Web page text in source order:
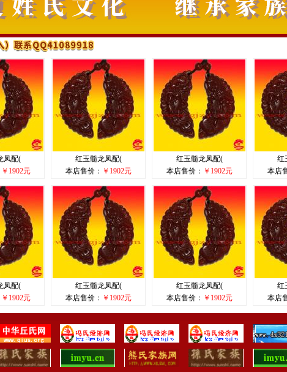
凤配(
￥1902元
红玉髓龙凤配(
本店售价： ￥1902元
红玉髓龙凤配(
本店售价： ￥1902元
红
本店
凤配(
￥1902元
红玉髓龙凤配(
本店售价： ￥1902元
红玉髓龙凤配(
本店售价： ￥1902元
红
本店